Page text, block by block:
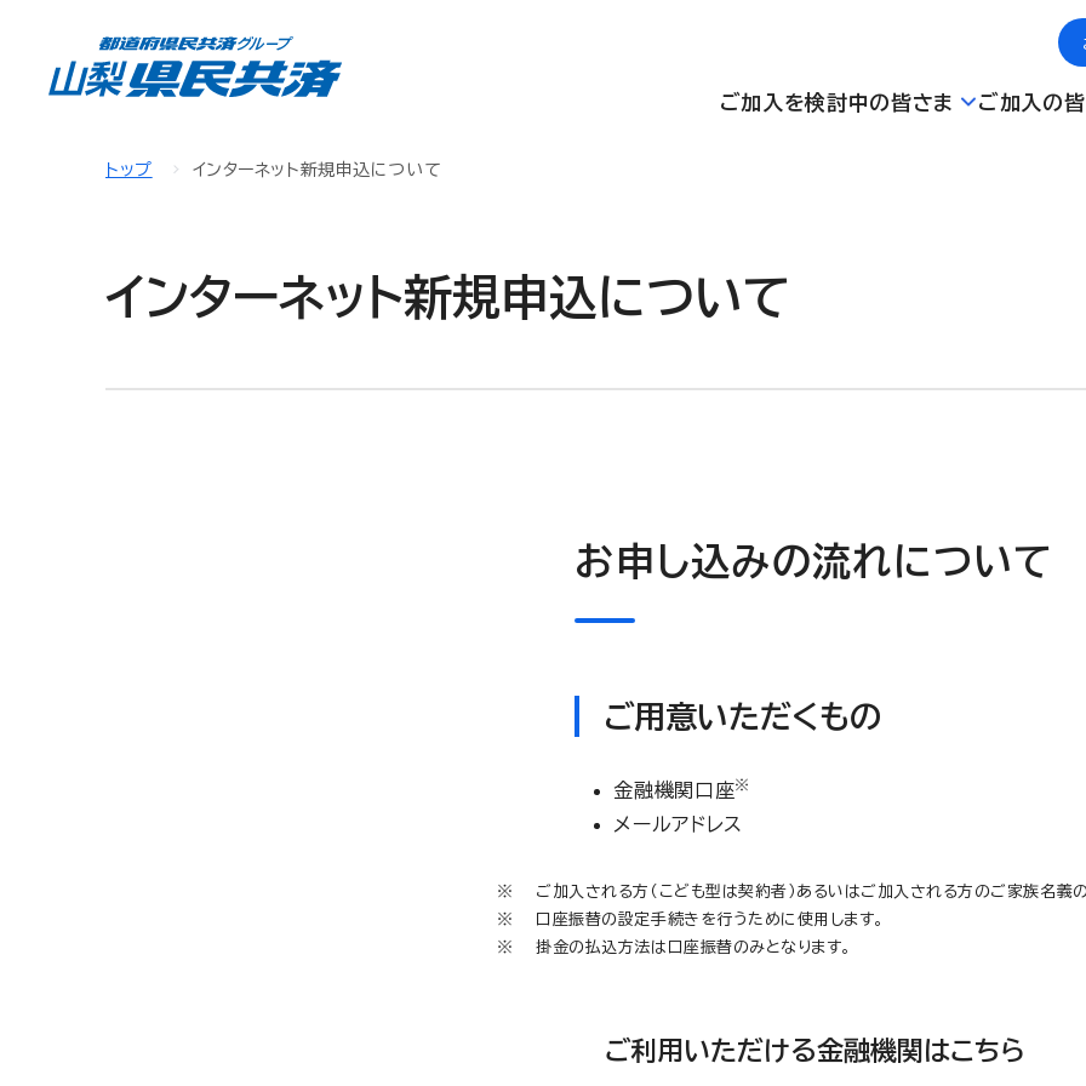
ご加入を検討中の皆さま ご加入の
トップ インターネット新規申込について
インターネット新規申込について
お申し込みの流れについて
ご用意いただくもの
金融機関口座※
メールアドレス
ご加入される方（こども型は契約者）あるいはご加入される方のご家族名義
口座振替の設定手続きを行うために使用します。
掛金の払込方法は口座振替のみとなります。
ご利用いただける金融機関はこちら